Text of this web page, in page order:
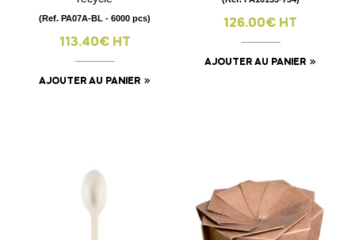
(Ref. PA07A-BL - 6000 pcs)
113.40€ HT
AJOUTER AU PANIER
126.00€ HT
AJOUTER AU PANIER